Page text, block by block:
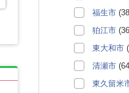
福生市
狛江市
東大和市
清瀬市
東久留米